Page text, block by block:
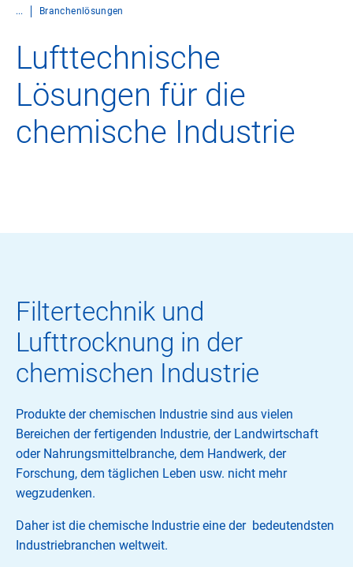
... Branchenlösungen
Lufttechnische
Lösungen für die
chemische Industrie
Filtertechnik und
Lufttrocknung in der
chemischen Industrie
Produkte der chemischen Industrie sind aus vielen
Bereichen der fertigenden Industrie, der Landwirtschaft
oder Nahrungsmittelbranche, dem Handwerk, der
Forschung, dem täglichen Leben usw. nicht mehr
wegzudenken.
Daher ist die chemische Industrie eine der bedeutendsten
Industriebranchen weltweit.